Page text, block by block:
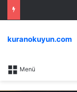
Menü
kuranokuyun.com